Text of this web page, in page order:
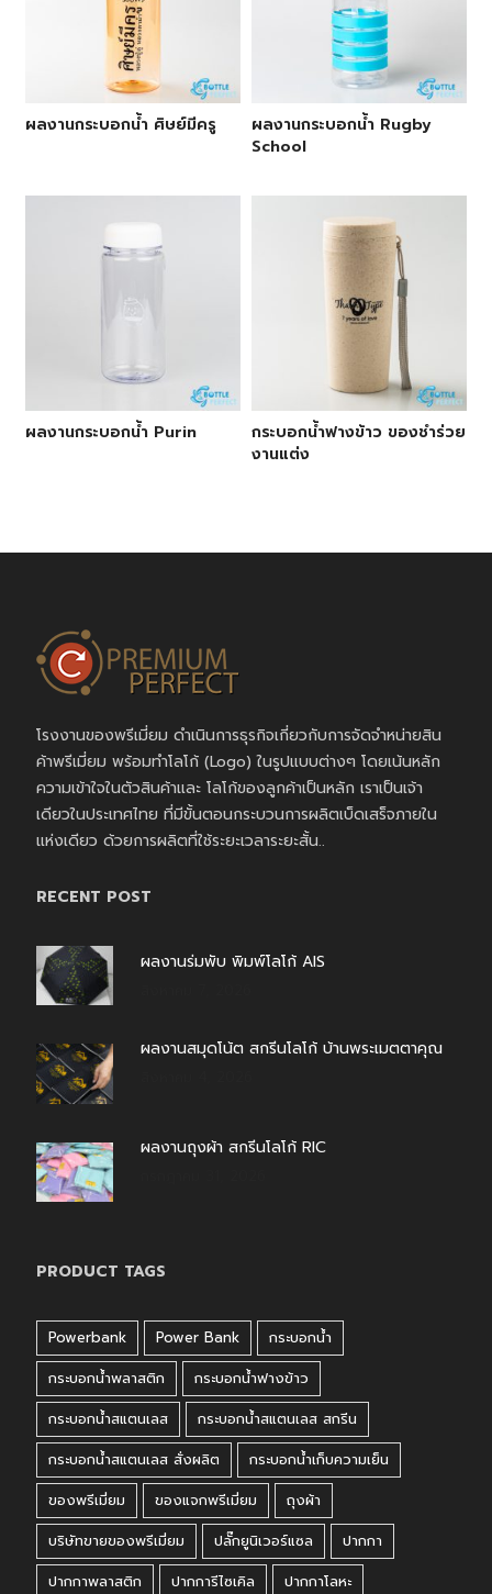
ผลงานกระบอกน้ำ ศิษย์มีครู
ผลงานกระบอกน้ำ Rugby
School
ผลงานกระบอกน้ำ Purin
กระบอกน้ำฟางข้าว ของชำร่วย
งานแต่ง
โรงงานของพรีเมี่ยม ดำเนินการธุรกิจเกี่ยวกับการจัดจำหน่ายสิน
ค้าพรีเมี่ยม พร้อมทำโลโก้ (Logo) ในรูปแบบต่างๆ โดยเน้นหลัก
ความเข้าใจในตัวสินค้าและ โลโก้ของลูกค้าเป็นหลัก เราเป็นเจ้า
เดียวในประเทศไทย ที่มีขั้นตอนกระบวนการผลิตเบ็ดเสร็จภายใน
แห่งเดียว ด้วยการผลิตที่ใช้ระยะเวลาระยะสั้น..
RECENT POST
ผลงานร่มพับ พิมพ์โลโก้ AIS
ผลงานสมุดโน้ต สกรีนโลโก้ บ้านพระเมตตาคุณ
ผลงานถุงผ้า สกรีนโลโก้ RIC
PRODUCT TAGS
Powerbank Power Bank
กระบอกน้ำ
กระบอกน้ำพลาสติก
กระบอกน้ำฟางข้าว
กระบอกน้ำสแตนเลส
กระบอกน้ำสแตนเลส สกรีน
กระบอกน้ำสแตนเลส สั่งผลิต
กระบอกน้ำเก็บความเย็น
ของพรีเมี่ยม
ของแจกพรีเมี่ยม
ถุงผ้า
บริษัทขายของพรีเมี่ยม
ปลั๊กยูนิเวอร์แซล
ปากกา
ปากกาพลาสติก
ปากการีไซเคิล
ปากกาโลหะ